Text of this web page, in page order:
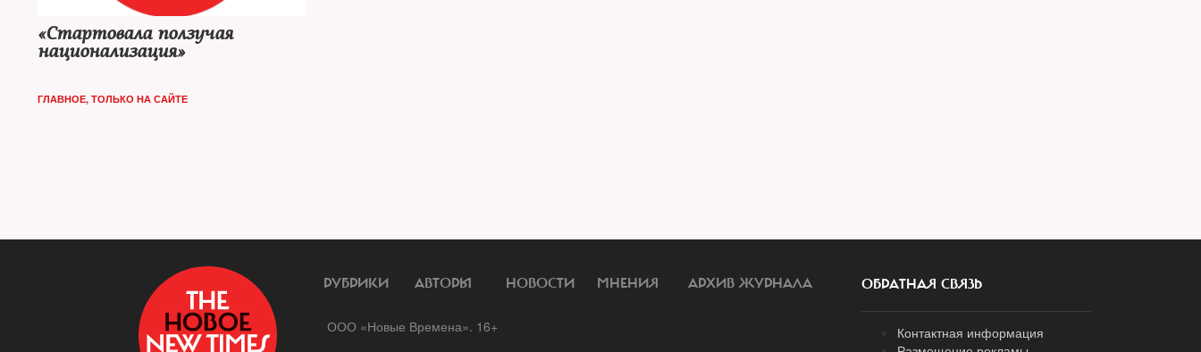
«Стартовала ползучая
национализация»
ГЛАВНОЕ, ТОЛЬКО НА САЙТЕ
РУБРИКИ АВТОРЫ НОВОСТИ МНЕНИЯ АРХИВ ЖУРНАЛА
ООО «Новые Времена». 16+
ОБРАТНАЯ СВЯЗЬ
Контактная информация